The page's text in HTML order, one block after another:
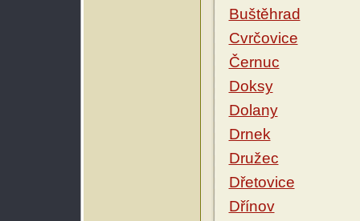
Buštěhrad
Cvrčovice
Černuc
Doksy
Dolany
Drnek
Družec
Dřetovice
Dřínov